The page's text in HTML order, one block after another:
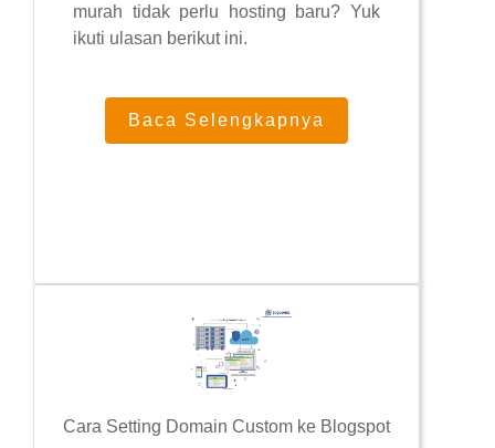
murah tidak perlu hosting baru? Yuk
ikuti ulasan berikut ini.
Baca Selengkapnya
Cara Setting Domain Custom ke Blogspot